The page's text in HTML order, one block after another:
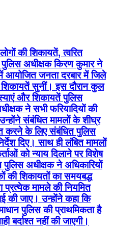
की शिकायतें, त्वरित
: पुलिस अधीक्षक किरण कुमार ने
आयोजित जनता दरबार में जिले
शिकायतें सुनीं। इस दौरान कुल
और शिकायतें पुलिस
ने सभी फरियादियों की
संबंधित मामलों के शीघ्र
करने के लिए संबंधित पुलिस
दिए। साथ ही लंबित मामलों
को न्याय दिलाने पर विशेष
पुलिस अधीक्षक ने अधिकारियों
की शिकायतों का समयबद्ध
प्रत्येक मामले की नियमित
की जाए। उन्होंने कहा कि
पुलिस की प्राथमिकता है
बर्दाश्त नहीं की जाएगी।